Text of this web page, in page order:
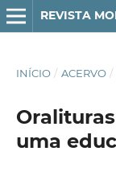
REVISTA
INÍCIO / ACERVO /
uma